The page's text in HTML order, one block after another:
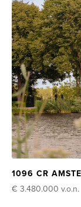
1096 CR
€ 3.480.000 v.o.n.